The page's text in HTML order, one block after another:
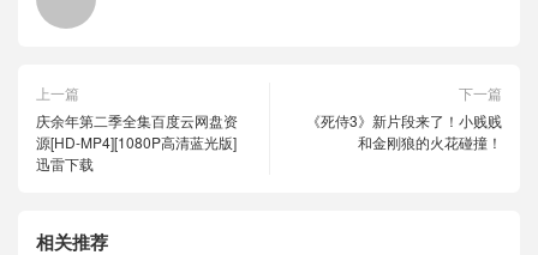
上一篇
庆余年第二季全集百度云网盘资
源[HD-MP4][1080P高清蓝光版]
迅雷下载
下一篇
《死侍3》新片段来了！小贱贱
和金刚狼的火花碰撞！
相关推荐